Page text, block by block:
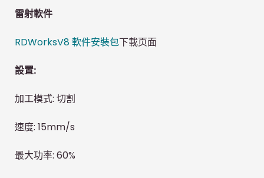
雷射軟件
RDWorksV8 軟件安裝包下載页面
設置:
加工模式: 切割
速度: 15mm/s
最大功率: 60%